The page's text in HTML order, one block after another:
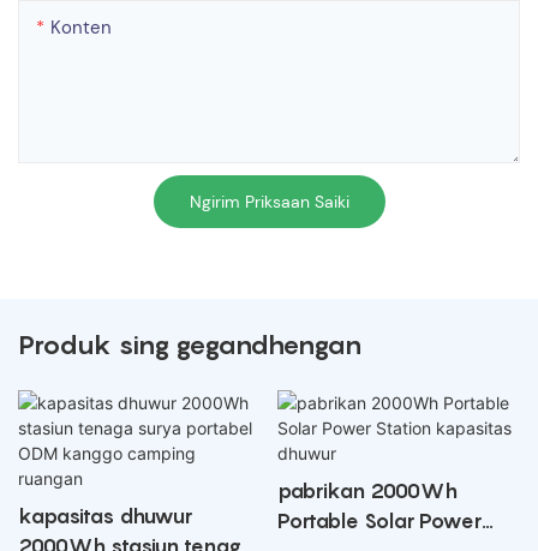
Konten
Ngirim Priksaan Saiki
Produk sing gegandhengan
kapasitas dhuwur
pabrikan 2000Wh
Portable Solar Power